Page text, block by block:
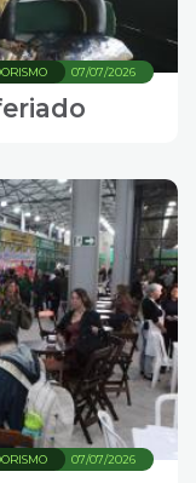
07/07/2026
07/07/2026